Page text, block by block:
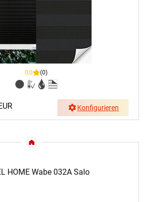
0,0 (0)
Konfigurieren
HOME Wabe 032A Salo